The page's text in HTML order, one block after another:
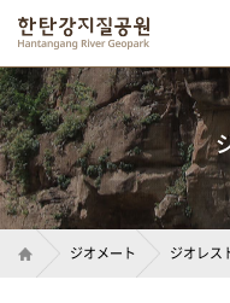
ジオメート ジオレス